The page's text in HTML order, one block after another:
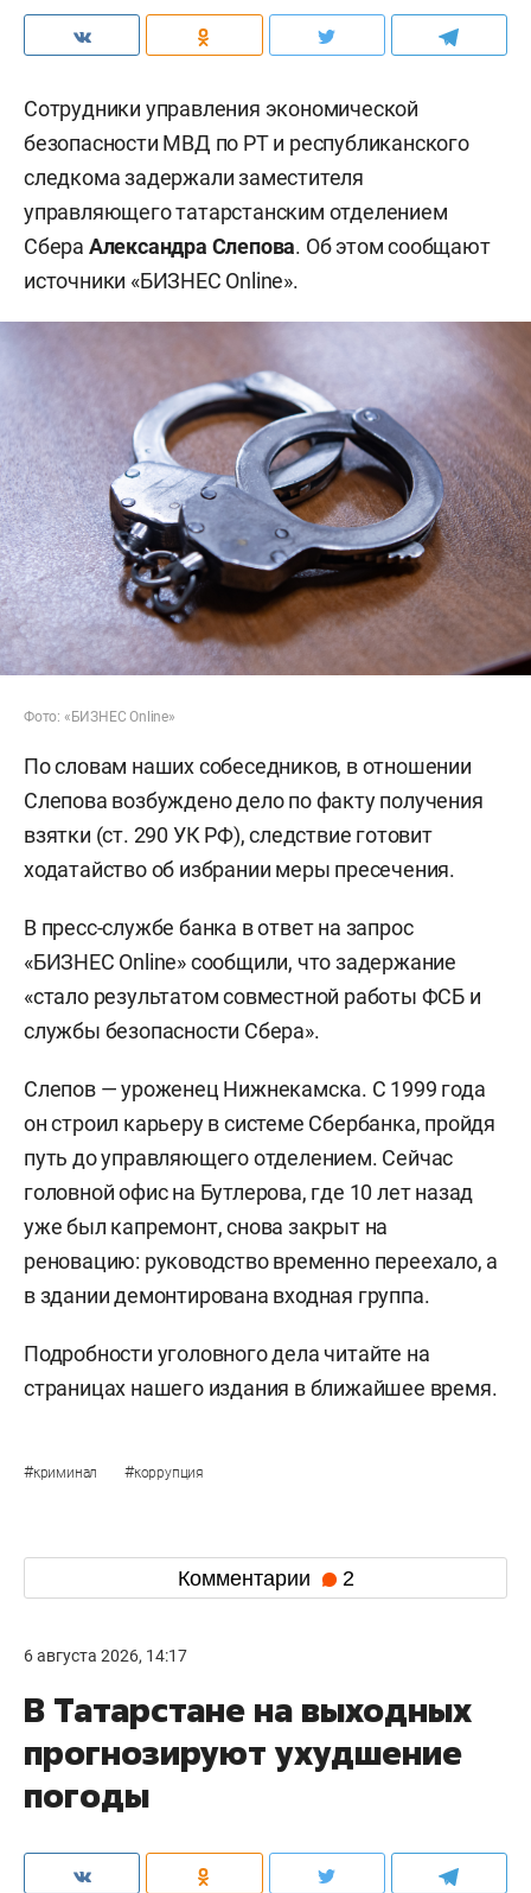
Сотрудники управления экономической
безопасности МВД по РТ и республиканского
следкома задержали заместителя
управляющего татарстанским отделением
Сбера Александра Слепова. Об этом сообщают
источники «БИЗНЕС Online».
Фото: «БИЗНЕС Online»
По словам наших собеседников, в отношении
Слепова возбуждено дело по факту получения
взятки (ст. 290 УК РФ), следствие готовит
ходатайство об избрании меры пресечения.
В пресс-службе банка в ответ на запрос
«БИЗНЕС Online» сообщили, что задержание
«стало результатом совместной работы ФСБ и
службы безопасности Сбера».
Слепов — уроженец Нижнекамска. С 1999 года
он строил карьеру в системе Сбербанка, пройдя
путь до управляющего отделением. Сейчас
головной офис на Бутлерова, где 10 лет назад
уже был капремонт, снова закрыт на
реновацию: руководство временно переехало, а
в здании демонтирована входная группа.
Подробности уголовного дела читайте на
страницах нашего издания в ближайшее время.
#криминал #коррупция
Комментарии 2
6 августа 2026, 14:17
В Татарстане на выходных
прогнозируют ухудшение
погоды